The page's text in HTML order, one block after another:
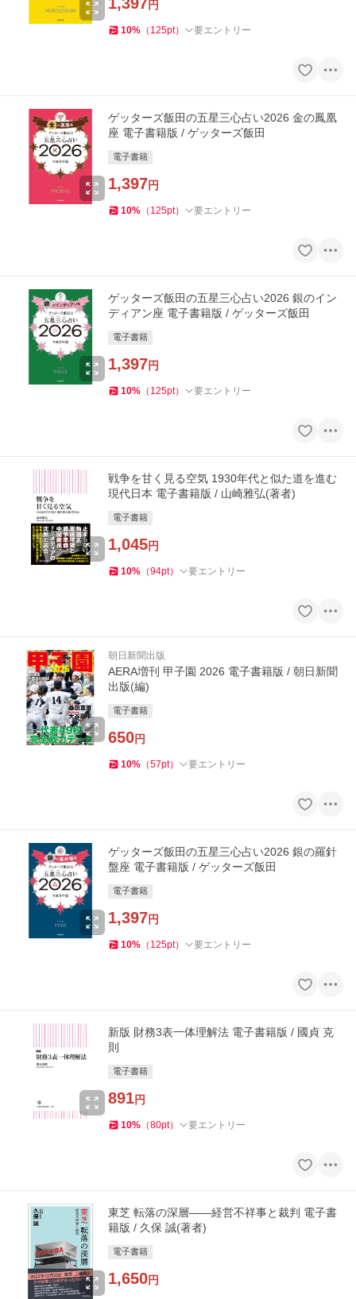
円
10% （ 125pt） 要エントリー
ゲッターズ飯田の五星三心占い2026 金の鳳凰
座 電子書籍版 / ゲッターズ飯田
電子書籍
1,397円
10% （ 125pt） 要エントリー
ゲッターズ飯田の五星三心占い2026 銀のイン
ディアン座 電子書籍版 / ゲッターズ飯田
電子書籍
1,397円
10% （ 125pt） 要エントリー
戦争を甘く見る空気 1930年代と似た道を進む
現代日本 電子書籍版 / 山崎雅弘(著者)
電子書籍
1,045円
10% （94pt） 要エントリー
朝日新聞出版
AERA増刊 甲子園 2026 電子書籍版 / 朝日新聞
出版(編)
電子書籍
650円
10% （57pt） 要エントリー
ゲッターズ飯田の五星三心占い2026 銀の羅針
盤座 電子書籍版 / ゲッターズ飯田
電子書籍
1,397円
10% （ 125pt） 要エントリー
新版 財務3表一体理解法 電子書籍版 / 國貞 克
則
電子書籍
891円
10% （80pt） 要エントリー
東芝 転落の深層――経営不祥事と裁判 電子書
籍版 / 久保 誠(著者)
電子書籍
1,650円